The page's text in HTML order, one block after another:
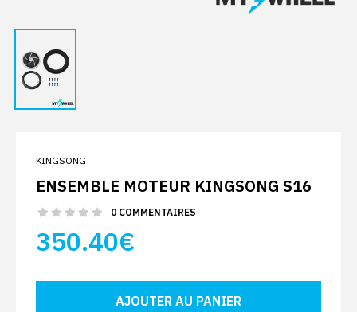
KINGSONG
ENSEMBLE MOTEUR KINGSONG S16
0 COMMENTAIRES
350.40€